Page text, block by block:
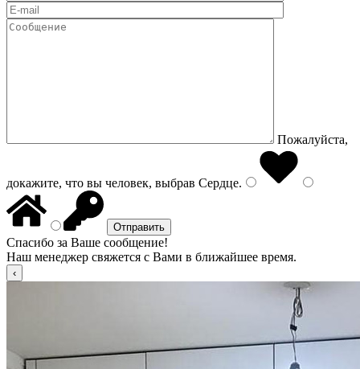
Пожалуйста,
докажите, что вы человек, выбрав Сердце.
Спасибо за Ваше сообщение!
Наш менеджер свяжется с Вами в ближайшее время.